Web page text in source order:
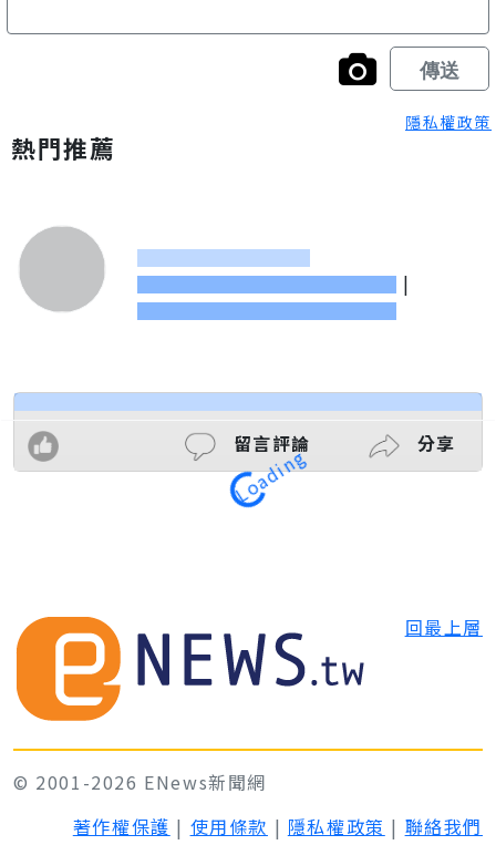
隱私權政策
熱門推薦
|
留言評論 分享
Loading
回最上層
© 2001-2026 ENews新聞網
著作權保護 | 使用條款 | 隱私權政策 | 聯絡我們